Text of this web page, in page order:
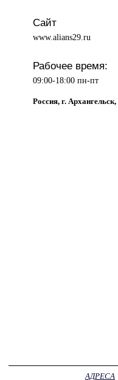
Сайт
www.alians29.ru
Рабочее время:
09:00-18:00 пн-пт
Россия, г.
АДРЕСА